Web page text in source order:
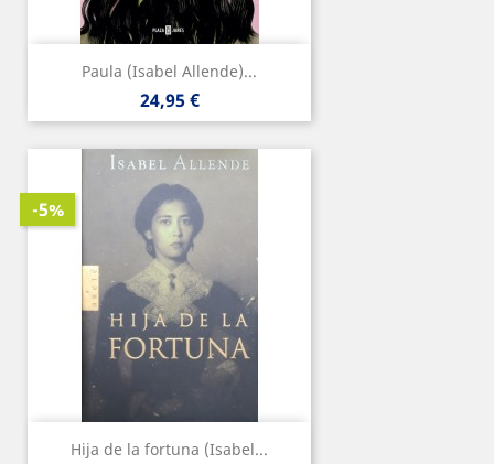
Paula (Isabel Allende)...
Precio
24,95 €
Hija de la fortuna (Isabel...
-5%